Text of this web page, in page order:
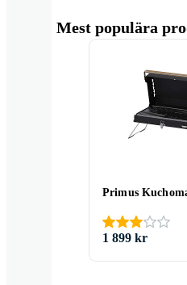
Mest populära
Primus
1 899 kr